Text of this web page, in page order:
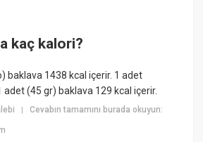
kaç kalori?
baklava 1438 kcal içerir. 1 adet
adet (45 gr) baklava 129 kcal içerir.
|Cevabın tamamını burada okuyun: